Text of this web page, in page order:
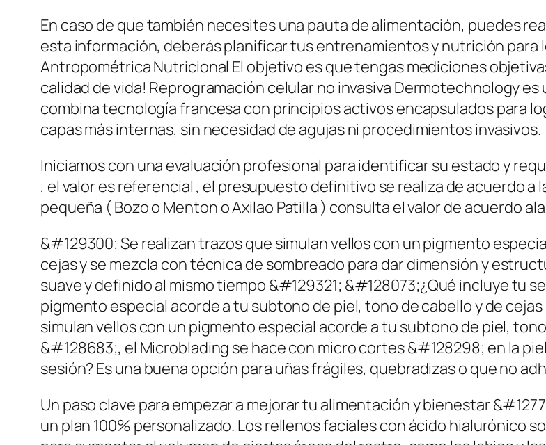
En caso de que también necesites una pauta de alimentación, puedes
esta información, deberás planificar tus entrenamientos y nutrición para
Antropométrica Nutricional El objetivo es que tengas mediciones
calidad de vida! Reprogramación celular no invasiva Dermotechnology
combina tecnología francesa con principios activos encapsulados para
capas más internas, sin necesidad de agujas ni procedimientos invasivos.
Iniciamos con una evaluación profesional para identificar su estado y
, el valor es referencial , el presupuesto definitivo se realiza de acuerdo a
pequeña ( Bozo o Menton o Axilao Patilla ) consulta el valor de acuerdo
&#129300; Se realizan trazos que simulan vellos con un pigmento
cejas y se mezcla con técnica de sombreado para dar dimensión y
suave y definido al mismo tiempo &#129321; &#128073;¿Qué incluye tu
pigmento especial acorde a tu subtono de piel, tono de cabello y de
simulan vellos con un pigmento especial acorde a tu subtono de piel,
&#128683;, el Microblading se hace con micro cortes &#128298; en la
sesión? Es una buena opción para uñas frágiles, quebradizas o que no
Un paso clave para empezar a mejorar tu alimentación y bienestar
un plan 100% personalizado. Los rellenos faciales con ácido